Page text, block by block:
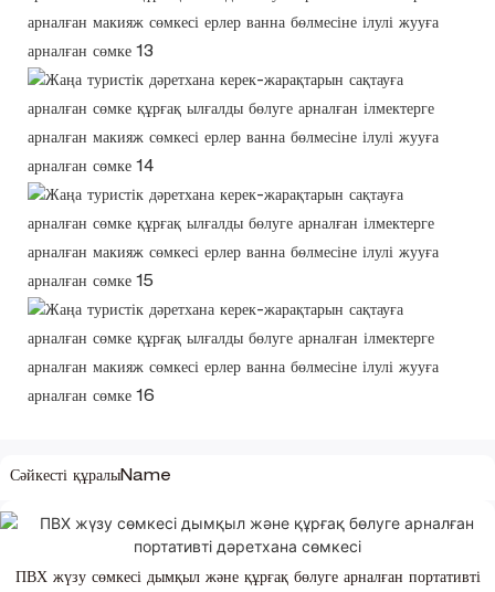
Сәйкесті құралыName
ПВХ жүзу сөмкесі дымқыл және құрғақ бөлуге арналған портативті